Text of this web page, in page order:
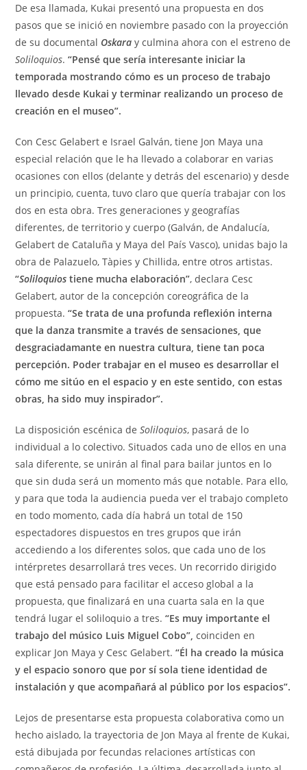
De esa llamada, Kukai presentó una propuesta en dos
pasosque se inició en noviembre pasado con la proyección
de su documental Oskara y culmina ahora con el estreno de
Soliloquios.“Pensé que sería interesante iniciar la
temporada mostrando cómo es un proceso de trabajo
llevado desde Kukai y terminar realizando un proceso de
creación en el museo”.
Con Cesc Gelabert e Israel Galván, tiene Jon Maya una
especial relación que le ha llevado a colaborar en varias
ocasiones con ellos (delante y detrás del escenario) y desde
un principio, cuenta, tuvo claro que quería trabajar con los
dos en esta obra. Tres generaciones y geografías
diferentes, de territorio y cuerpo (Galván, de Andalucía,
Gelabert de Cataluña y Maya del País Vasco), unidas bajo la
obra de Palazuelo, Tàpies y Chillida, entre otros artistas.
“Soliloquios tiene mucha elaboración”, declara Cesc
Gelabert, autor de la concepción coreográfica de la
propuesta.“Se trata de una profunda reflexión interna
que la danza transmite a través de sensaciones, que
desgraciadamante en nuestra cultura, tiene tan poca
percepción. Poder trabajar en el museo es desarrollar el
cómo me sitúo en el espacio y en este sentido, con estas
obras, ha sido muy inspirador”.
La disposición escénica deSoliloquios, pasará de lo
individual a lo colectivo. Situados cada uno de ellos en una
sala diferente, se unirán al final para bailar juntos en lo
que sin duda será un momento más que notable. Para ello,
y para que toda la audiencia pueda ver el trabajo completo
en todo momento, cada día habrá un total de 150
espectadores dispuestos en tres grupos que irán
accediendo a los diferentes solos, que cada uno de los
intérpretes desarrollará tres veces. Un recorrido dirigido
que está pensado para facilitar el acceso global a la
propuesta, que finalizará en una cuarta sala en la que
tendrá lugar el soliloquio a tres.“Es muy importante el
trabajo del músico Luis Miguel Cobo”, coinciden en
explicar Jon Maya y Cesc Gelabert.“Él ha creado la música
y el espacio sonoro que por sí sola tiene identidad de
instalación y que acompañará al público por los espacios”.
Lejos de presentarse esta propuesta colaborativa como un
hecho aislado, la trayectoria de Jon Maya al frente de Kukai,
está dibujada por fecundas relaciones artísticas con